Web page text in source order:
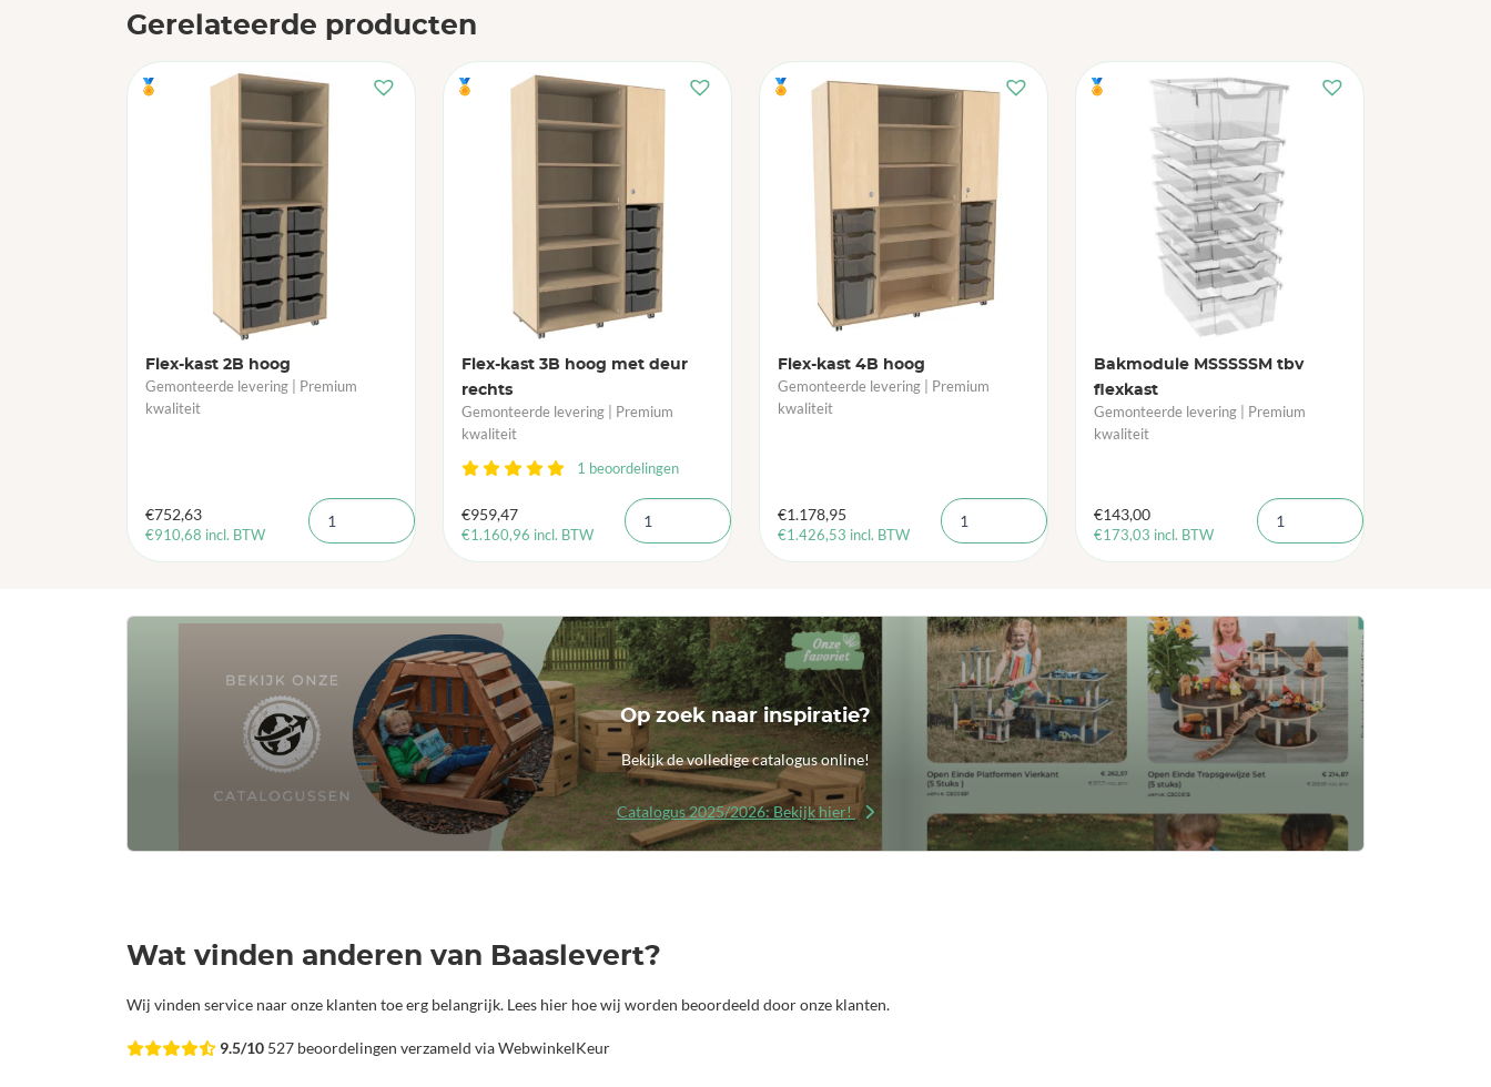
Gerelateerde producten
🏅
Flex-kast 2B hoog
Gemonteerde levering | Premium
kwaliteit
€752,63
€910,68 incl. BTW
🏅
Flex-kast 3B hoog met deur
rechts
Gemonteerde levering | Premium
kwaliteit
1 beoordelingen
€959,47
€1.160,96 incl. BTW
🏅
Flex-kast 4B hoog
Gemonteerde levering | Premium
kwaliteit
€1.178,95
€1.426,53 incl. BTW
🏅
Bakmodule MSSSSSM tbv
flexkast
Gemonteerde levering | Premium
kwaliteit
€143,00
€173,03 incl. BTW
Op zoek naar inspiratie?
Bekijk de volledige catalogus online!
Catalogus 2025/2026: Bekijk hier!
Wat vinden anderen van Baaslevert?
Wij vinden service naar onze klanten toe erg belangrijk. Lees hier hoe wij worden beoordeeld door onze klanten.
9.5/10527 beoordelingen verzameld via WebwinkelKeur